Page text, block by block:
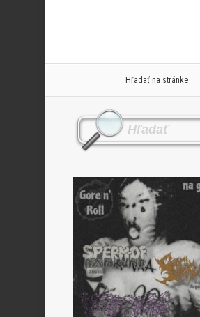
Hľadať na stránke